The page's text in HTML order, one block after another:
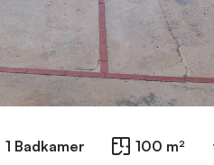
1 Badkamer 100 m²